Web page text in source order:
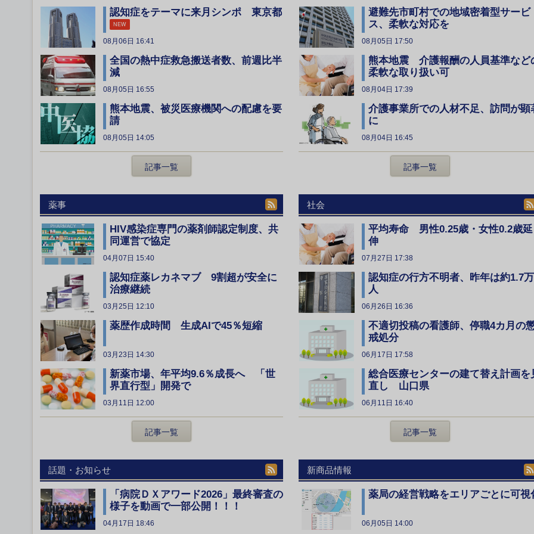
認知症をテーマに来月シンポ 東京都
NEW
08月06日 16:41
全国の熱中症救急搬送者数、前週比半
減
08月05日 16:55
熊本地震、被災医療機関への配慮を要
請
08月05日 14:05
記事一覧
避難先市町村での地域密着型サービ
ス、柔軟な対応を
08月05日 17:50
熊本地震 介護報酬の人員基準など
柔軟な取り扱い可
08月04日 17:39
介護事業所での人材不足、訪問が顕
に
08月04日 16:45
記事一覧
薬事
HIV感染症専門の薬剤師認定制度、共
同運営で協定
04月07日 15:40
認知症薬レカネマブ 9割超が安全に
治療継続
03月25日 12:10
薬歴作成時間 生成AIで45％短縮
03月23日 14:30
新薬市場、年平均9.6％成長へ 「世
界直行型」開発で
03月11日 12:00
記事一覧
社会
平均寿命 男性0.25歳・女性0.2歳延
伸
07月27日 17:38
認知症の行方不明者、昨年は約1.7万
人
06月26日 16:36
不適切投稿の看護師、停職4カ月の
戒処分
06月17日 17:58
総合医療センターの建て替え計画を
直し 山口県
06月11日 16:40
記事一覧
話題・お知らせ
「病院ＤＸアワード2026」最終審査の
様子を動画で一部公開！！！
04月17日 18:46
新商品情報
薬局の経営戦略をエリアごとに可視
06月05日 14:00